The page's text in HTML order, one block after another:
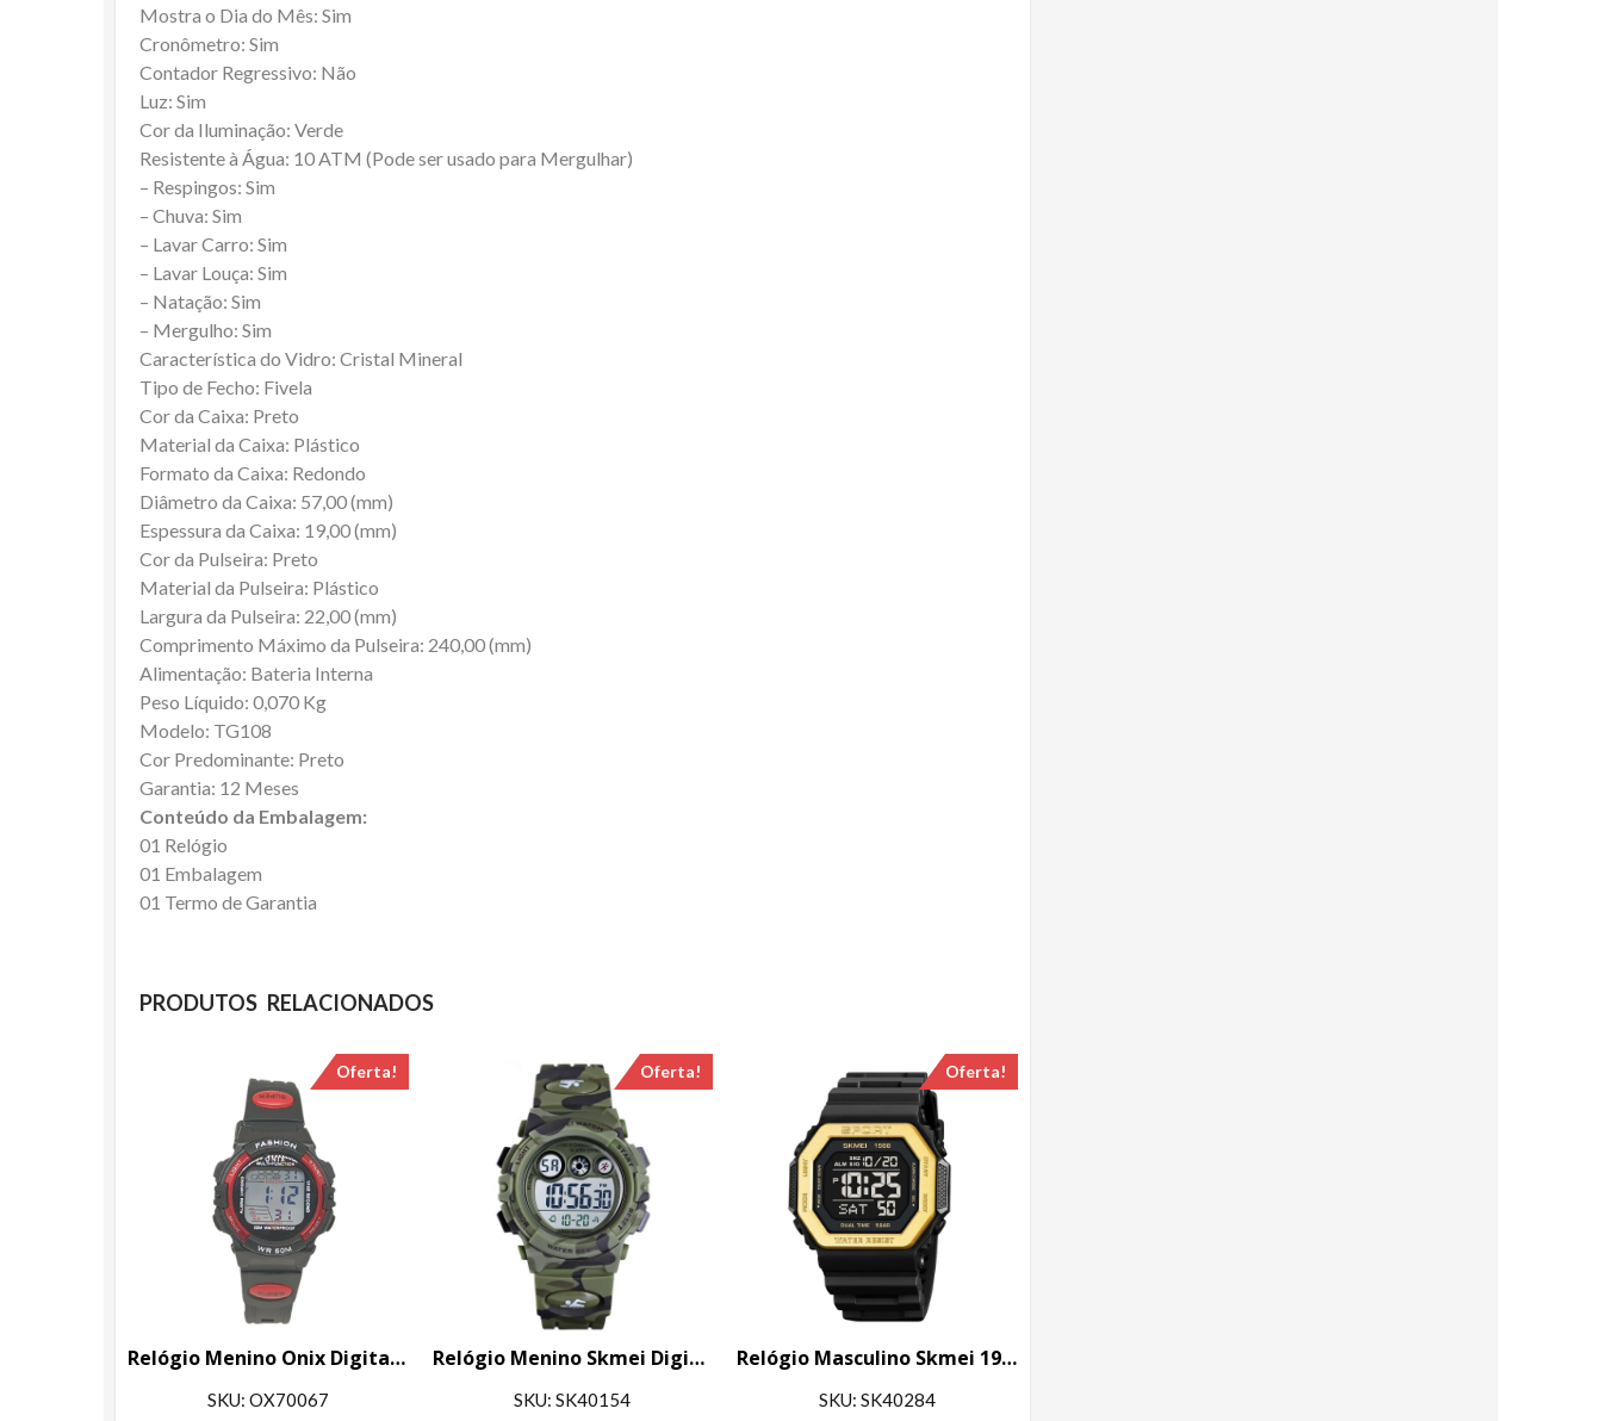
Mostra o Dia do Mês: Sim
Cronômetro: Sim
Contador Regressivo: Não
Luz: Sim
Cor da Iluminação: Verde
Resistente à Água: 10 ATM (Pode ser usado para Mergulhar)
– Respingos: Sim
– Chuva: Sim
– Lavar Carro: Sim
– Lavar Louça: Sim
– Natação: Sim
– Mergulho: Sim
Característica do Vidro: Cristal Mineral
Tipo de Fecho: Fivela
Cor da Caixa: Preto
Material da Caixa: Plástico
Formato da Caixa: Redondo
Diâmetro da Caixa: 57,00 (mm)
Espessura da Caixa: 19,00 (mm)
Cor da Pulseira: Preto
Material da Pulseira: Plástico
Largura da Pulseira: 22,00 (mm)
Comprimento Máximo da Pulseira: 240,00 (mm)
Alimentação: Bateria Interna
Peso Líquido: 0,070 Kg
Modelo: TG108
Cor Predominante: Preto
Garantia: 12 Meses
Conteúdo da Embalagem:
01 Relógio
01 Embalagem
01 Termo de Garantia
PRODUTOS RELACIONADOS
Oferta!
Relógio Menino Onix Digital IT-619 (0128) Preto e Vermelho
SKU: OX70067
Oferta!
Relógio Menino Skmei Digital 1547 Verde Camuflado
SKU: SK40154
Oferta!
Relógio Masculino Skmei 1988 Preto e Dourado
SKU: SK40284